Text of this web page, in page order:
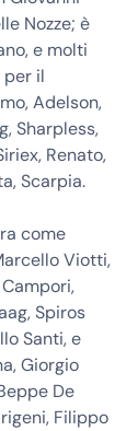
Nozze; è
e molti
il
Adelson,
Sharpless,
Renato,
Scarpia.
come
Viotti,
Spiros
Santi, e
Giorgio
De
Filippo